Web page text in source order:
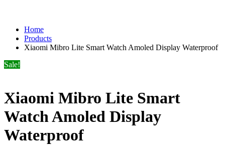
Home
Products
Xiaomi Mibro Lite Smart Watch Amoled Display Waterproof
Sale!
Xiaomi Mibro Lite Smart
Watch Amoled Display
Waterproof